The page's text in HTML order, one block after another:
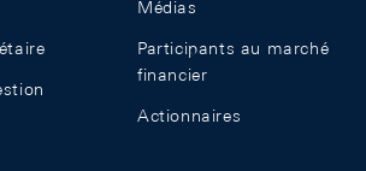
Médias
Participants au marché
financier
Actionnaires